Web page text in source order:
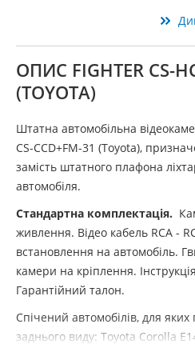
ОПИС FIGHTER CS-
(TOYOTA)
Штатна автомобільна
CS-CCD+FM-31 (Toyota),
замість штатного плафона
автомобіля.
Стандартна комплектація.
живлення. Відео кабель RCA -
встановлення на автомобіль.
камери на кріплення.
Гарантійний талон.
Спічений автомобілів, для
заднього виду: Toyota Corolla